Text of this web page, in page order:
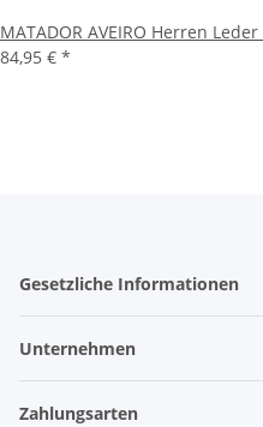
MATADOR AVEIRO Herren
84,95 € *
Gesetzliche Informationen
Unternehmen
Zahlungsarten